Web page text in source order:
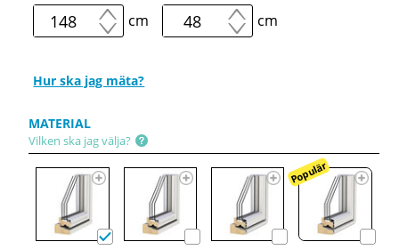
cm cm
Hur ska jag mäta?
MATERIAL
Vilken ska jag välja?
Populär